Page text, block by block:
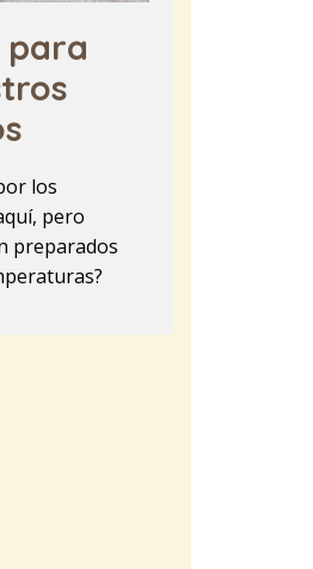
para
los
pero
preparados